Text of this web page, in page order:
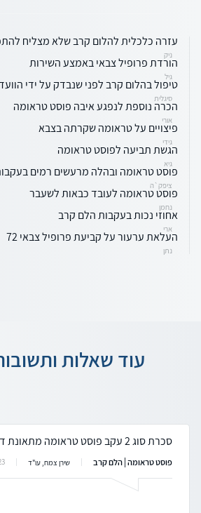
עזרה כלכלית להלום קרב שלא מצליח
ניק
הורדת פרופיל צבאי באמצע השירות
גיל
טיפול בהלום קרב לפני שנבדק על ידי
סיגלית
הכרה נוספת לנפגע איבה פוסט טראומה
אורי
פיצויים על טראומה שקרתה בצבא
גידי
הגשת תביעה לפוסט טראומה
גיא
פוסט טראומה ובהלה מרעשים רמים
ציפק`ה
פוסט טראומה לעובד כבאות לשעבר
נחמן
אחוזי נכות בעקבות הלם קרב
ארי
העלאת ערעור על קביעת פרופיל צבאי 72
נתן
עוד שאלות
סכרת סוג 2 עקב פוסט טראומה מתאונת דרכים עם הרוגים
פוסט טראומה | הלם קרב שירן צמח, עו"ד